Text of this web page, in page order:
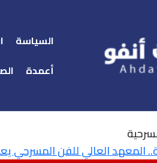
السياسة
أعمدة
المعهد العالي للفن المسرحي